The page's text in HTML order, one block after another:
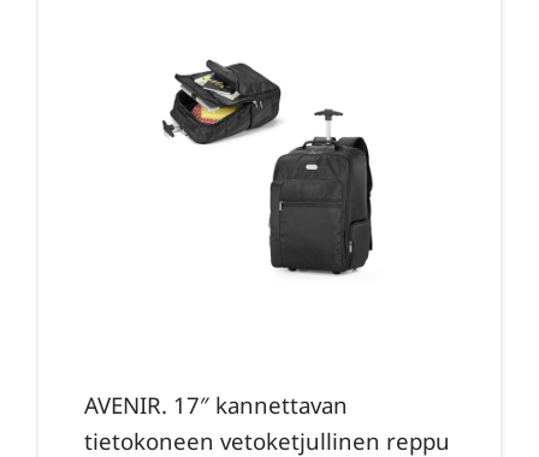
AVENIR. 17″ kannettavan
tietokoneen vetoketjullinen reppu